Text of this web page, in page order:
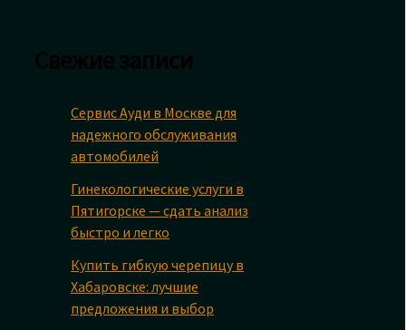
Сервис Ауди в Москве для
надежного обслуживания
автомобилей
Гинекологические услуги в
Пятигорске — сдать анализ
быстро и легко
Купить гибкую черепицу в
Хабаровске: лучшие
предложения и выбор